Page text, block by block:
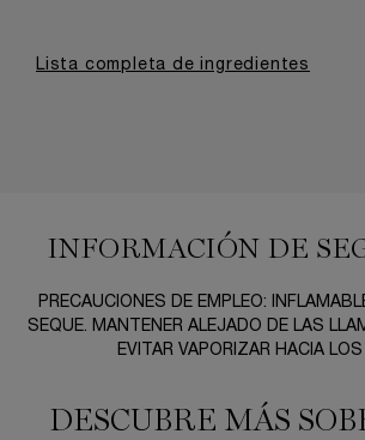
Lista completa de ingredientes
INFORMACIÓN DE
PRECAUCIONES DE EMPLEO:
SEQUE. MANTENER ALEJADO DE LAS
EVITAR VAPORIZAR HACIA
DESCUBRE MÁS